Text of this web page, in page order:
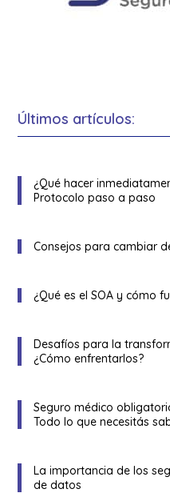
Últimos artículos:
¿Qué hacer
Protocolo paso a paso
Consejos para cambiar
¿Qué es el SOA y cómo
Desafíos para la
¿Cómo enfrentarlos?
Seguro médico
Todo lo que necesitás
La importancia de los
de datos